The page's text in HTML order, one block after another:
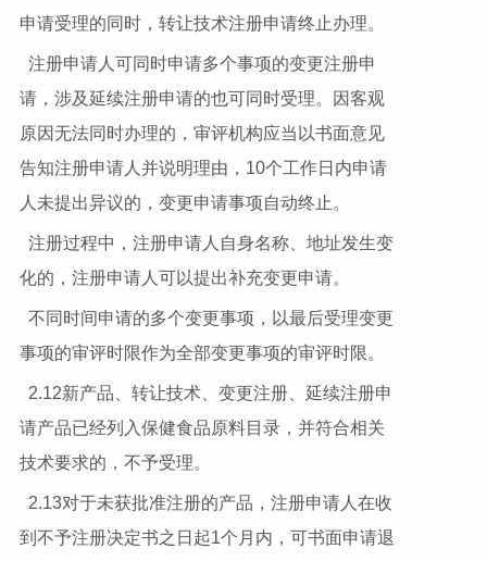
申请受理的同时，转让技术注册申请终止办理。
注册申请人可同时申请多个事项的变更注册申
请，涉及延续注册申请的也可同时受理。因客观
原因无法同时办理的，审评机构应当以书面意见
告知注册申请人并说明理由，10个工作日内申请
人未提出异议的，变更申请事项自动终止。
注册过程中，注册申请人自身名称、地址发生变
化的，注册申请人可以提出补充变更申请。
不同时间申请的多个变更事项，以最后受理变更
事项的审评时限作为全部变更事项的审评时限。
2.12新产品、转让技术、变更注册、延续注册申
请产品已经列入保健食品原料目录，并符合相关
技术要求的，不予受理。
2.13对于未获批准注册的产品，注册申请人在收
到不予注册决定书之日起1个月内，可书面申请退